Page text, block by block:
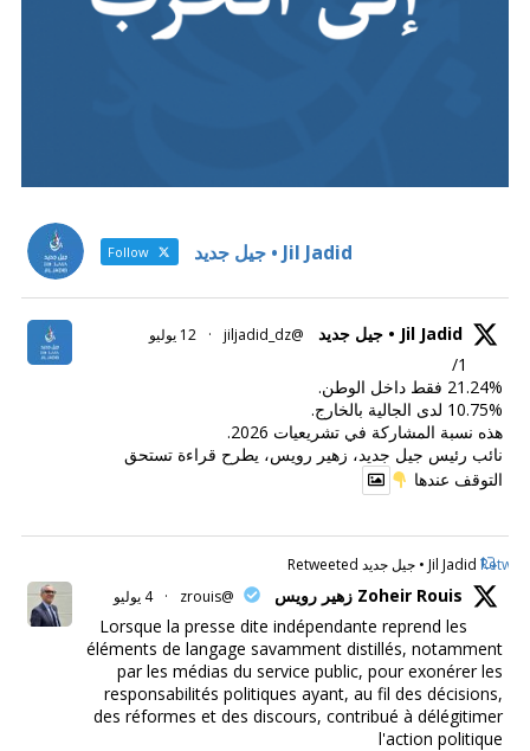
Jil Jadid • جيل جديد Follow
Jil Jadid • جيل جديد @jiljadid_dz
· 12 يوليو
1/
21.24% فقط داخل الوطن.
10.75% لدى الجالية بالخارج.
هذه نسبة المشاركة في تشريعيات 2026.
نائب رئيس جيل جديد، زهير رويس، يطرح قراءة تستحق
التوقف عندها
Jil Jadid • جيل جديد Retweeted
Zoheir Rouis زهير رويس @zrouis
· 4 يوليو
Lorsque la presse dite indépendante reprend les
éléments de langage savamment distillés, notamment
par les médias du service public, pour exonérer les
responsabilités politiques ayant, au fil des décisions,
des réformes et des discours, contribué à délégitimer
l'action politique